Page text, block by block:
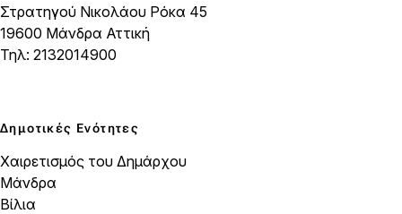
Στρατηγού Νικολάου Ρόκα 45
19600 Μάνδρα Αττική
Τηλ: 2132014900
Δημοτικές Ενότητες
Χαιρετισμός του Δημάρχου
Μάνδρα
Βίλια